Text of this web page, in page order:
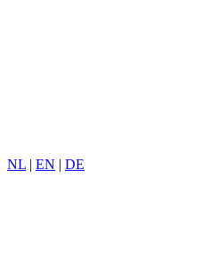
NL | EN | DE